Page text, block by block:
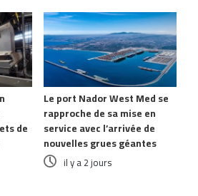
de
Le port Nador West Med se
rapproche de sa mise en
service avec l’arrivée de
nouvelles grues géantes
il y a 2 jours